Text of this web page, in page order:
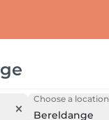
Choose a location
Bereldange